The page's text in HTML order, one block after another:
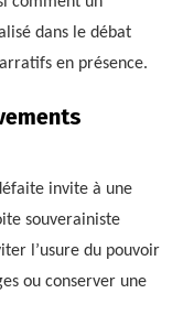
dans le débat
en présence.
invite à une
souverainiste
l’usure du pouvoir
ou conserver une